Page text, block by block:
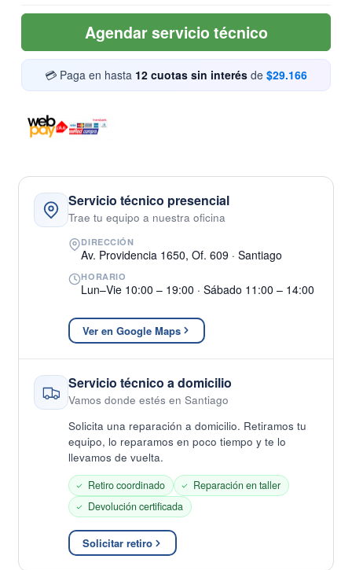
Agendar servicio técnico
💳 Paga en hasta 12 cuotas sin interés de $29.166
Servicio técnico presencial
Trae tu equipo a nuestra oficina
DIRECCIÓN
Av. Providencia 1650, Of. 609 · Santiago
HORARIO
Lun–Vie 10:00 – 19:00 · Sábado 11:00 – 14:00
Ver en Google Maps
Servicio técnico a domicilio
Vamos donde estés en Santiago
Solicita una reparación a domicilio. Retiramos tu
equipo, lo reparamos en poco tiempo y te lo
llevamos de vuelta.
Retiro coordinado
Reparación en taller
Devolución certificada
Solicitar retiro